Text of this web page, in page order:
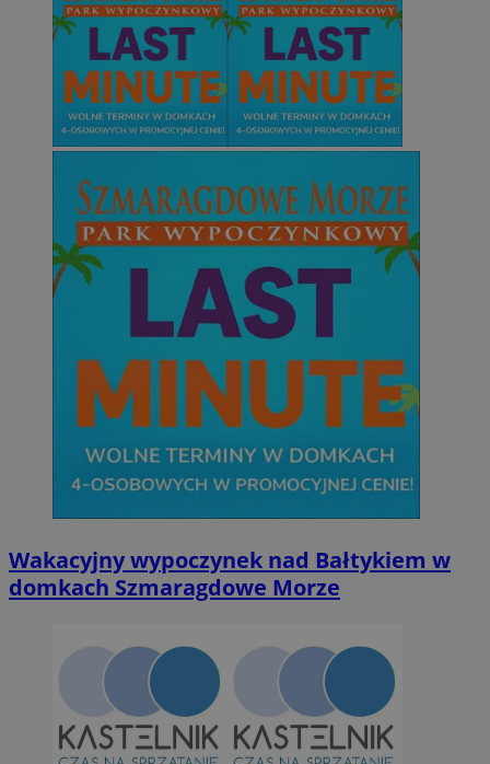
Wakacyjny wypoczynek nad Bałtykiem w
domkach Szmaragdowe Morze